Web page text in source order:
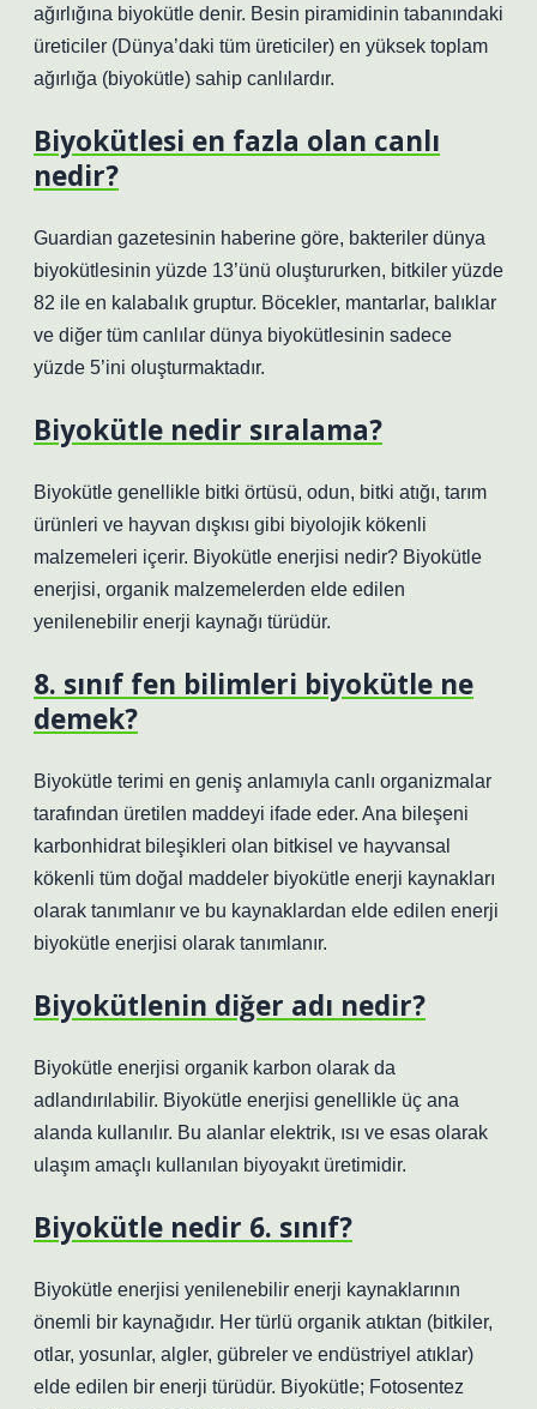
ağırlığına biyokütle denir. Besin piramidinin tabanındaki
üreticiler (Dünya’daki tüm üreticiler) en yüksek toplam
ağırlığa (biyokütle) sahip canlılardır.
Biyokütlesi en fazla olan canlı
nedir?
Guardian gazetesinin haberine göre, bakteriler dünya
biyokütlesinin yüzde 13’ünü oluştururken, bitkiler yüzde
82 ile en kalabalık gruptur. Böcekler, mantarlar, balıklar
ve diğer tüm canlılar dünya biyokütlesinin sadece
yüzde 5’ini oluşturmaktadır.
Biyokütle nedir sıralama?
Biyokütle genellikle bitki örtüsü, odun, bitki atığı, tarım
ürünleri ve hayvan dışkısı gibi biyolojik kökenli
malzemeleri içerir. Biyokütle enerjisi nedir? Biyokütle
enerjisi, organik malzemelerden elde edilen
yenilenebilir enerji kaynağı türüdür.
8. sınıf fen bilimleri biyokütle ne
demek?
Biyokütle terimi en geniş anlamıyla canlı organizmalar
tarafından üretilen maddeyi ifade eder. Ana bileşeni
karbonhidrat bileşikleri olan bitkisel ve hayvansal
kökenli tüm doğal maddeler biyokütle enerji kaynakları
olarak tanımlanır ve bu kaynaklardan elde edilen enerji
biyokütle enerjisi olarak tanımlanır.
Biyokütlenin diğer adı nedir?
Biyokütle enerjisi organik karbon olarak da
adlandırılabilir. Biyokütle enerjisi genellikle üç ana
alanda kullanılır. Bu alanlar elektrik, ısı ve esas olarak
ulaşım amaçlı kullanılan biyoyakıt üretimidir.
Biyokütle nedir 6. sınıf?
Biyokütle enerjisi yenilenebilir enerji kaynaklarının
önemli bir kaynağıdır. Her türlü organik atıktan (bitkiler,
otlar, yosunlar, algler, gübreler ve endüstriyel atıklar)
elde edilen bir enerji türüdür. Biyokütle; Fotosentez